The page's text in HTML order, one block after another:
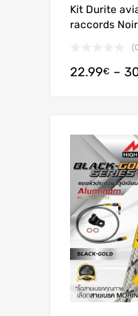
Kit Durite
raccords
22.99€ –